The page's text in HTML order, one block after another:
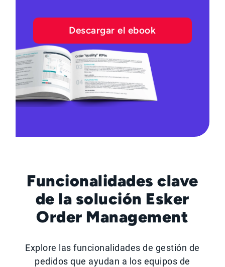
Descargar el ebook
Funcionalidades clave
de la solución Esker
Order Management
Explore las funcionalidades de gestión de
pedidos que ayudan a los equipos de